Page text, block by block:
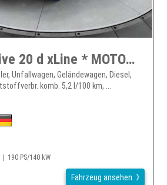
BMW X4 xDrive 20 d xLine * MOTORSCHADEN*
Unfallwagen, Geländewagen, Diesel,
komb. 5,2 l/100 km, ...
190 PS/140 kW
Fahrzeug ansehen